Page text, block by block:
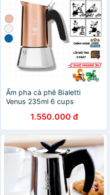
Ấm pha cà phê Bialetti
Venus 235ml 6 cups
1.550.000 đ